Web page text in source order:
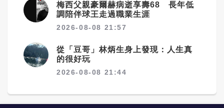
梅西父親豪爾赫病逝享壽68 長年低
調陪伴球王走過職業生涯
2026-08-08 21:57
從「豆哥」林炳生身上發現：人生真
的很好玩
2026-08-08 21:44